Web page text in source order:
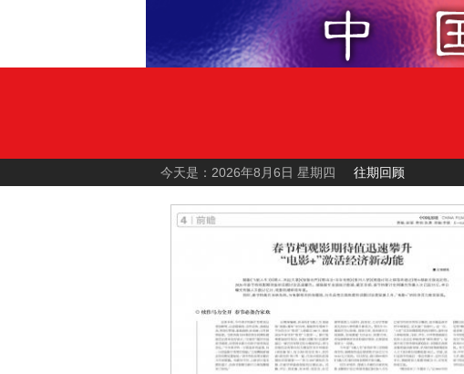
今天是：2026年8月6日 星期四 往期回顾